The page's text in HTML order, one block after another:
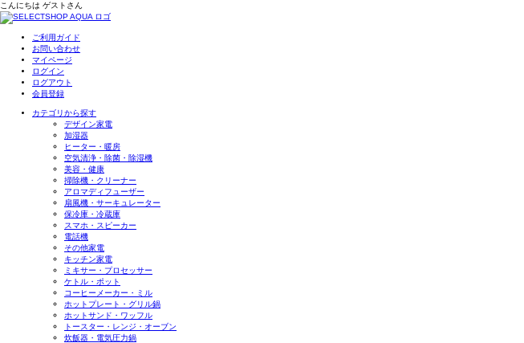
こんにちは ゲスト さん
ご利用ガイド
お問い合わせ
マイページ
ログイン
ログアウト
会員登録
カテゴリから探す
デザイン家電
加湿器
ヒーター・暖房
空気清浄・除菌・除湿機
美容・健康
掃除機・クリーナー
アロマディフューザー
扇風機・サーキュレーター
保冷庫・冷蔵庫
スマホ・スピーカー
電話機
その他家電
キッチン家電
ミキサー・プロセッサー
ケトル・ポット
コーヒーメーカー・ミル
ホットプレート・グリル鍋
ホットサンド・ワッフル
トースター・レンジ・オーブン
炊飯器・電気圧力鍋